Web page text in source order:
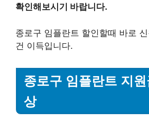
확인해보시기 바랍니다.
종로구 임플란트 할인할때 바로
건 이득입니다.
종로구 임플란트 지
상